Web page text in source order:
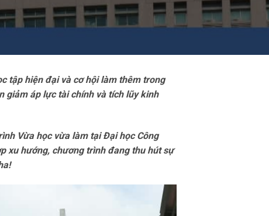
tập hiện đại và cơ hội làm thêm trong
giảm áp lực tài chính và tích lũy kinh
Vừa học vừa làm tại Đại học Công
xu hướng, chương trình đang thu hút sự